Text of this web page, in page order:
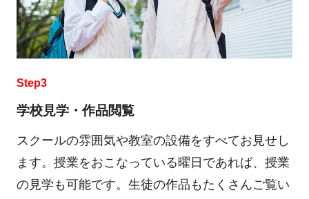
Step3
学校見学・作品閲覧
スクールの雰囲気や教室の設備をすべてお見せし
ます。授業をおこなっている曜日であれば、授業
の見学も可能です。生徒の作品もたくさんご覧い